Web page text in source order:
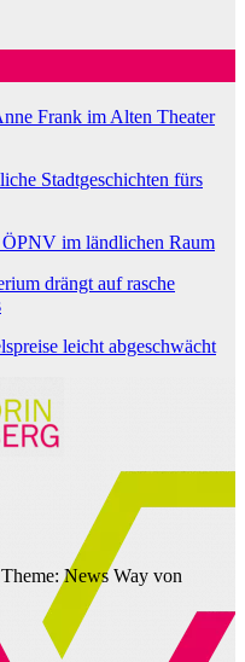
Frank im Alten Theater
Stadtgeschichten fürs
im ländlichen Raum
drängt auf rasche
leicht abgeschwächt
Theme: News Way von